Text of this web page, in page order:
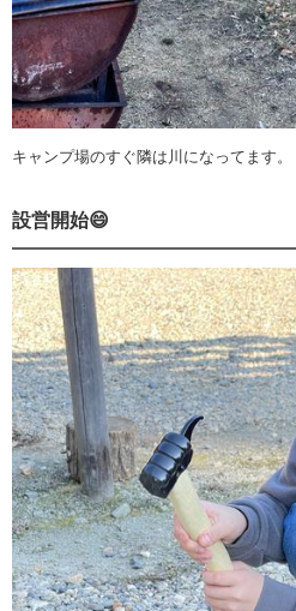
キャンプ場のすぐ隣は川になってます。
設営開始😄